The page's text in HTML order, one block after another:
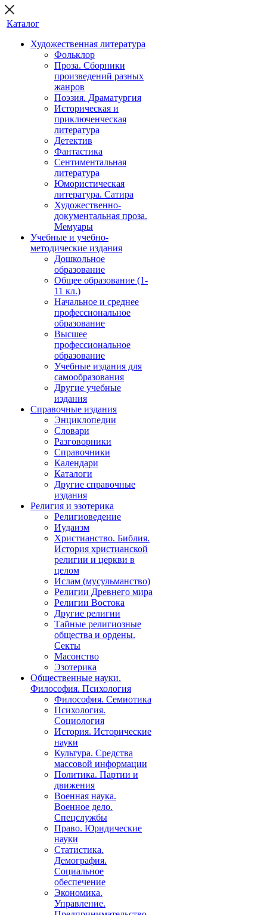
Каталог
Художественная литература
Фольклор
Проза. Сборники
произведений разных
жанров
Поэзия. Драматургия
Историческая и
приключенческая
литература
Детектив
Фантастика
Сентиментальная
литература
Юмористическая
литература. Сатира
Художественно-
документальная проза.
Мемуары
Учебные и учебно-
методические издания
Дошкольное
образование
Общее образование (1-
11 кл.)
Начальное и среднее
профессиональное
образование
Высшее
профессиональное
образование
Учебные издания для
самообразования
Другие учебные
издания
Справочные издания
Энциклопедии
Словари
Разговорники
Справочники
Календари
Каталоги
Другие справочные
издания
Религия и эзотерика
Религиоведение
Иудаизм
Христианство. Библия.
История христианской
религии и церкви в
целом
Ислам (мусульманство)
Религии Древнего мира
Религии Востока
Другие религии
Тайные религиозные
общества и ордены.
Секты
Масонство
Эзотерика
Общественные науки.
Философия. Психология
Философия. Семиотика
Психология.
Социология
История. Исторические
науки
Культура. Средства
массовой информации
Политика. Партии и
движения
Военная наука.
Военное дело.
Спецслужбы
Право. Юридические
науки
Статистика.
Демография.
Социальное
обеспечение
Экономика.
Управление.